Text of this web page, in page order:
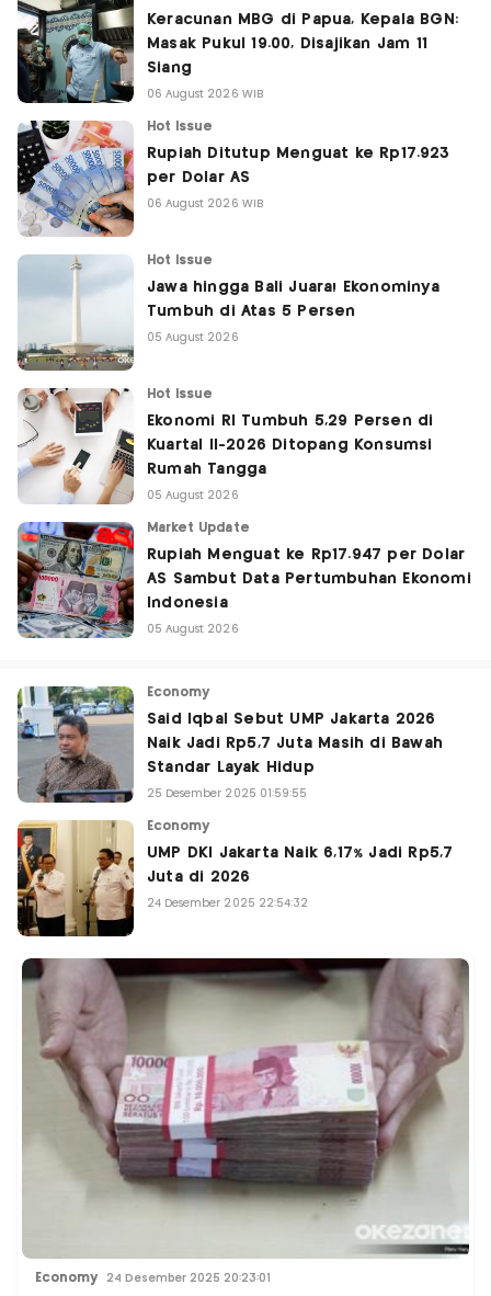
Keracunan MBG di Papua, Kepala BGN:
Masak Pukul 19.00, Disajikan Jam 11
Siang
06 August 2026 WIB
Hot Issue
Rupiah Ditutup Menguat ke Rp17.923
per Dolar AS
06 August 2026 WIB
Hot Issue
Jawa hingga Bali Juara! Ekonominya
Tumbuh di Atas 5 Persen
05 August 2026
Hot Issue
Ekonomi RI Tumbuh 5,29 Persen di
Kuartal II-2026 Ditopang Konsumsi
Rumah Tangga
05 August 2026
Market Update
Rupiah Menguat ke Rp17.947 per Dolar
AS Sambut Data Pertumbuhan Ekonomi
Indonesia
05 August 2026
Economy
Said Iqbal Sebut UMP Jakarta 2026
Naik Jadi Rp5,7 Juta Masih di Bawah
Standar Layak Hidup
25 Desember 2025 01:59:55
Economy
UMP DKI Jakarta Naik 6,17% Jadi Rp5,7
Juta di 2026
24 Desember 2025 22:54:32
Economy 24 Desember 2025 20:23:01